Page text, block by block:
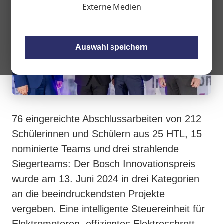
Externe Medien
Auswahl speichern
76 eingereichte Abschlussarbeiten von 212
Schülerinnen und Schülern aus 25 HTL, 15
nominierte Teams und drei strahlende
Siegerteams: Der Bosch Innovationspreis
wurde am 13. Juni 2024 in drei Kategorien
an die beeindruckendsten Projekte
vergeben. Eine intelligente Steuereinheit für